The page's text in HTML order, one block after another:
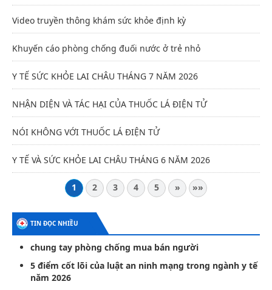
Video truyền thông khám sức khỏe định kỳ
Khuyến cáo phòng chống đuối nước ở trẻ nhỏ
Y TẾ SỨC KHỎE LAI CHÂU THÁNG 7 NĂM 2026
NHẬN DIỆN VÀ TÁC HẠI CỦA THUỐC LÁ ĐIỆN TỬ
NÓI KHÔNG VỚI THUỐC LÁ ĐIỆN TỬ
Y TẾ VÀ SỨC KHỎE LAI CHÂU THÁNG 6 NĂM 2026
1 2 3 4 5 » »»
TIN ĐỌC NHIỀU
chung tay phòng chống mua bán người
5 điểm cốt lõi của luật an ninh mạng trong ngành y tế
năm 2026